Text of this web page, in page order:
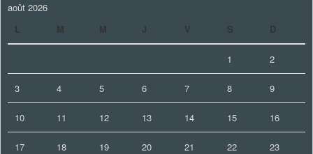
août 2026
L
M M J V S D
1 2
3 4 5 6 7 8 9
10 11 12 13 14 15 16
17 18 19 20 21 22 23